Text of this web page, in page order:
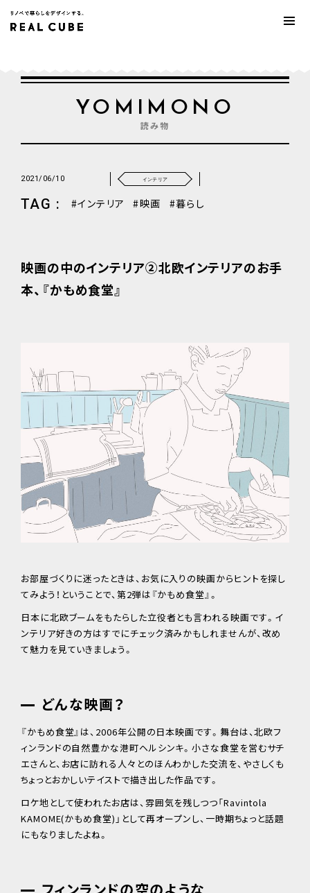
YOMIMONO
読み物
2021/06/10 インテリア
TAG : インテリア 映画 暮らし
映画の中のインテリア②北欧インテリアのお手
本、『かもめ食堂』
お部屋づくりに迷ったときは、お気に入りの映画からヒントを探し
てみよう！ということで、第2弾は『かもめ食堂』。
日本に北欧ブームをもたらした立役者とも言われる映画です。イ
ンテリア好きの方はすでにチェック済みかもしれませんが、改め
て魅力を見ていきましょう。
どんな映画？
『かもめ食堂』は、2006年公開の日本映画です。舞台は、北欧フ
ィンランドの自然豊かな港町ヘルシンキ。小さな食堂を営むサチ
エさんと、お店に訪れる人々とのほんわかした交流を、やさしくも
ちょっとおかしいテイストで描き出した作品です。
ロケ地として使われたお店は、雰囲気を残しつつ「Ravintola
KAMOME(かもめ食堂)」として再オープンし、一時期ちょっと話題
にもなりましたよね。